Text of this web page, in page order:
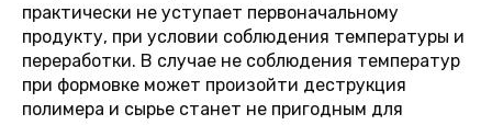
практически не уступает первоначальному
продукту, при условии соблюдения температуры и
переработки. В случае не соблюдения температур
при формовке может произойти деструкция
полимера и сырье станет не пригодным для